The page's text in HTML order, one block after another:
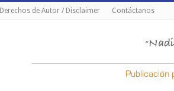
Derechos de Autor / Disclaimer Contáctanos